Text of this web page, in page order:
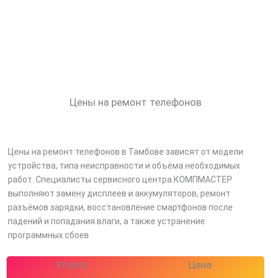
Цены на ремонт телефонов
Цены на ремонт телефонов в Тамбове зависят от модели
устройства, типа неисправности и объёма необходимых
работ. Специалисты сервисного центра КОМПМАСТЕР
выполняют замену дисплеев и аккумуляторов, ремонт
разъёмов зарядки, восстановление смартфонов после
падений и попадания влаги, а также устранение
программных сбоев
Услуга Цена